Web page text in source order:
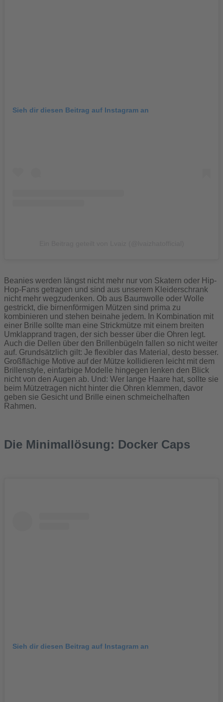
Sieh dir diesen Beitrag auf Instagram an
Beanies werden längst nicht mehr nur von Skatern oder Hip-
Hop-Fans getragen und sind aus unserem Kleiderschrank
nicht mehr wegzudenken. Ob aus Baumwolle oder Wolle
gestrickt, die birnenförmigen Mützen sind prima zu
kombinieren und stehen beinahe jedem. In Kombination mit
einer Brille sollte man eine Strickmütze mit einem breiten
Umklapprand tragen, der sich besser über die Ohren legt.
Auch die Dellen über den Brillenbügeln fallen so nicht weiter
auf. Grundsätzlich gilt: Je flexibler das Material, desto besser.
Großflächige Motive auf der Mütze kollidieren leicht mit dem
Brillenstyle, einfarbige Modelle hingegen lenken den Blick
nicht von den Augen ab. Und: Wer lange Haare hat, sollte sie
beim Mützetragen nicht hinter die Ohren klemmen, davor
geben sie Gesicht und Brille einen schmeichelhaften
Rahmen.
Die Minimallösung: Docker Caps
Sieh dir diesen Beitrag auf Instagram an